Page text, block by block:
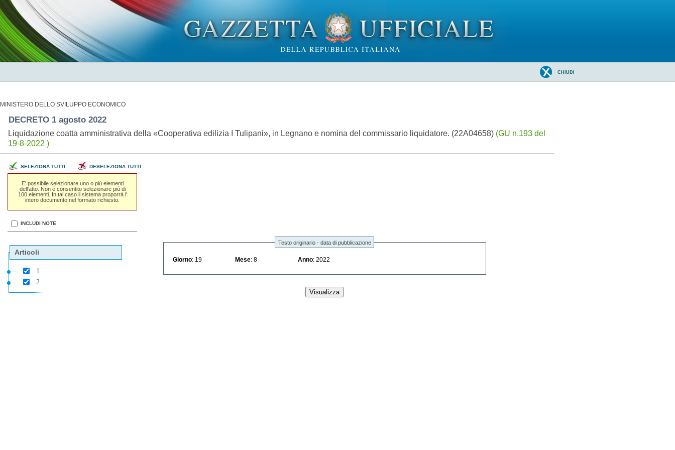
CHIUDI
MINISTERO DELLO SVILUPPO ECONOMICO
DECRETO 1 agosto 2022
Liquidazione coatta amministrativa della «Cooperativa edilizia I Tulipani», in Legnano e nomina del commissario liquidatore. (22A04658) (GU n.193 del
19-8-2022 )
SELEZIONA TUTTI DESELEZIONA TUTTI
E' possibile selezionare uno o piú elementi
dell'atto. Non é consentito selezionare piú di
100 elementi. In tal caso il sistema proporrá l'
intero documento nel formato richiesto.
INCLUDI NOTE
Articoli
1
2
Testo originario - data di pubblicazione
Giorno : 19 Mese : 8 Anno : 2022